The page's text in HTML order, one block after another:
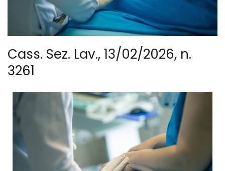
Cass. Sez. Lav., 13/02/2026, n.
3261